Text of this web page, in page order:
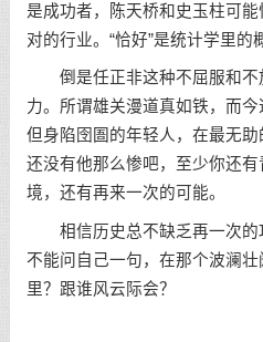
是成功者，陈天桥和史玉柱可
对的行业。“恰好”是统计学里的
倒是任正非这种不屈服和不
力。所谓雄关漫道真如铁，而
但身陷囹圄的年轻人，在最无
还没有他那么惨吧，至少你还
境，还有再来一次的可能。
相信历史总不缺乏再一次的
不能问自己一句，在那个波澜
里？跟谁风云际会？